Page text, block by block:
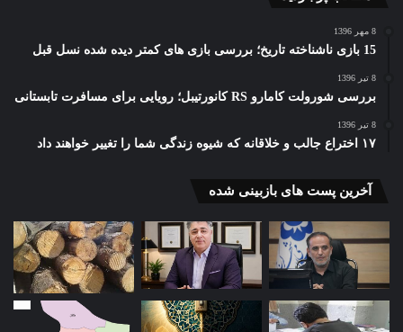
8 مهر 1396
15 بازی ناشناخته تاریخ؛ بررسی بازی های کمتر دیده شده نسل قبل
8 تیر 1396
بررسی شورولت کامارو RS کانورتیبل؛ رویایی برای مسافرت تابستانی
8 تیر 1396
۱۷ اختراع جالب و خلاقانه که شیوه زندگی شما را تغییر خواهند داد
آخرین پست های بازبینی شده